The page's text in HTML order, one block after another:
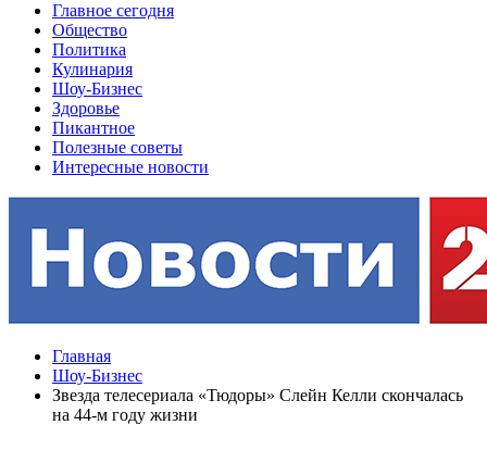
Главное сегодня
Общество
Политика
Кулинария
Шоу-Бизнес
Здоровье
Пикантное
Полезные советы
Интересные новости
Главная
Шоу-Бизнес
Звезда телесериала «Тюдоры» Слейн Келли скончалась
на 44-м году жизни